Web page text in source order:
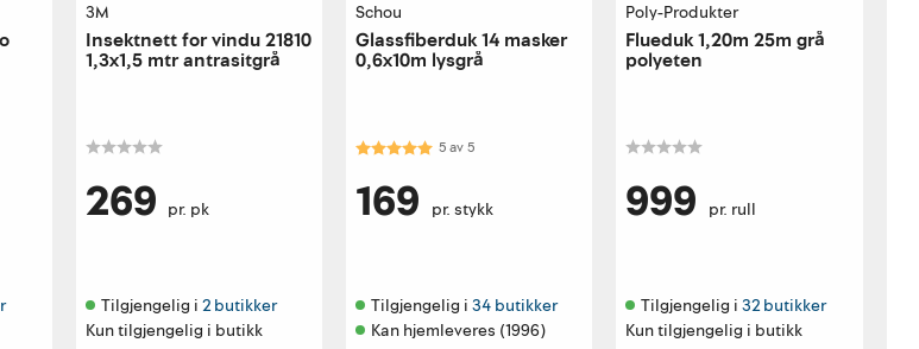
3M
Insektnett for vindu 21810
1,3x1,5 mtr antrasitgrå
269 pr. pk
Tilgjengelig i 2 butikker
Kun tilgjengelig i butikk
Schou
Glassfiberduk 14 masker
0,6x10m lysgrå
Karakter:5.0 av 5 mulige
5av5
169 pr. stykk
Tilgjengelig i 34 butikker
Kan hjemleveres (1996)
Poly-Produkter
Flueduk 1,20m 25m grå
polyeten
999 pr. rull
Tilgjengelig i 32 butikker
Kun tilgjengelig i butikk